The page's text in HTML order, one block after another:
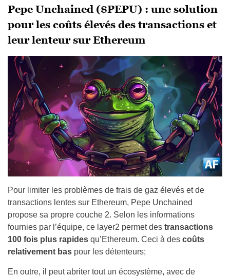
Pepe Unchained ($PEPU) : une solution
pour les coûts élevés des transactions et
leur lenteur sur Ethereum
Pour limiter les problèmes de frais de gaz élevés et de
transactions lentes sur Ethereum, Pepe Unchained
propose sa propre couche 2. Selon les informations
fournies par l’équipe, ce layer2 permet des transactions
100 fois plus rapides qu’Ethereum. Ceci à des coûts
relativement bas pour les détenteurs;
En outre, il peut abriter tout un écosystème, avec de